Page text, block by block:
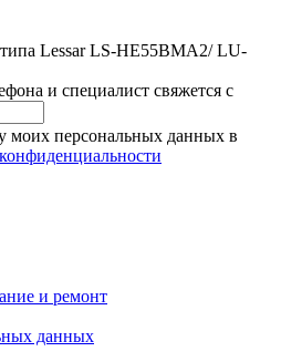
Lessar LS-HE55BMA2/ LU-
и специалист свяжется с
моих персональных данных в
и ремонт
данных